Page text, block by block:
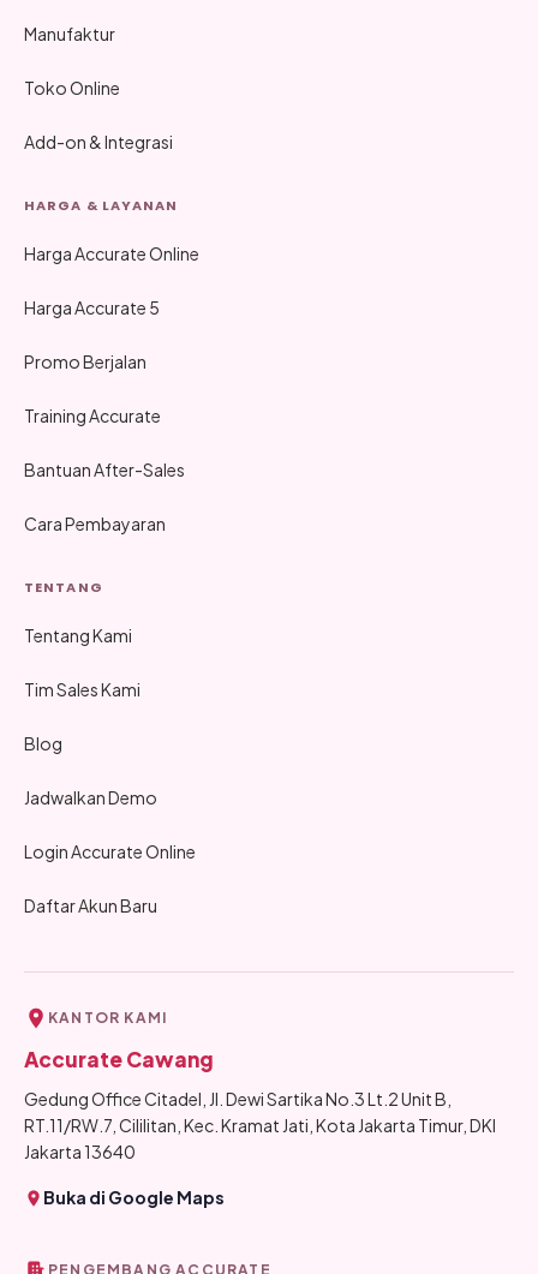
Manufaktur
Toko Online
Add-on & Integrasi
HARGA & LAYANAN
Harga Accurate Online
Harga Accurate 5
Promo Berjalan
Training Accurate
Bantuan After-Sales
Cara Pembayaran
TENTANG
Tentang Kami
Tim Sales Kami
Blog
Jadwalkan Demo
Login Accurate Online
Daftar Akun Baru
KANTOR KAMI
Accurate Cawang
Gedung Office Citadel, Jl. Dewi Sartika No.3 Lt.2 Unit B,
RT.11/RW.7, Cililitan, Kec. Kramat Jati, Kota Jakarta Timur, DKI
Jakarta 13640
Buka di Google Maps
PENGEMBANG ACCURATE